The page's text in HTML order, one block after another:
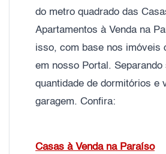
do metro quadrado das
Apartamentos à Venda na
isso, com base nos imóveis
em nosso Portal. Separando
quantidade de dormitórios e
garagem. Confira:
Casas à Venda na Paraíso